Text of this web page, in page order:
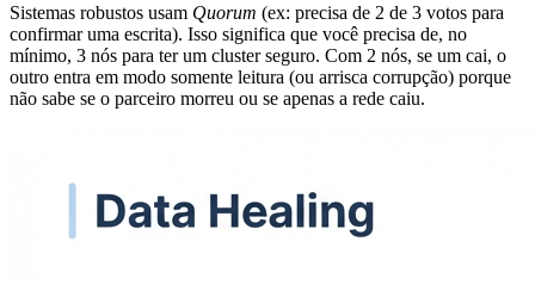
Sistemas robustos usam Quorum (ex: precisa de 2 de 3 votos para
confirmar uma escrita). Isso significa que você precisa de, no
mínimo, 3 nós para ter um cluster seguro. Com 2 nós, se um cai, o
outro entra em modo somente leitura (ou arrisca corrupção) porque
não sabe se o parceiro morreu ou se apenas a rede caiu.